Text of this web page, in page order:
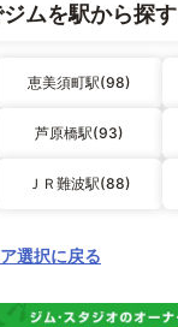
ムを駅から探す
恵美須町駅(98)
芦原橋駅(93)
ＪＲ難波駅(88)
選択に戻る